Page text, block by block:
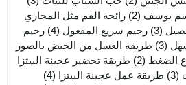
يوسف (2)
رائحة الفم مثل المجاري
(3) رجيم سريع المفعول (4)
رجيم
(3)
طريقة الغسل من الحيض بالصور
الضغط (2)
طريقة تحضير عجينة البيتزا
(3) طريقة عمل عجينة البيتزا (4)